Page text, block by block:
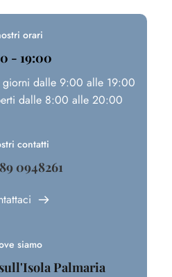
orari
- 19:00
giorni dalle 9:00 alle 19:00
dalle 8:00 alle 20:00
contatti
0948261
siamo
Palmaria